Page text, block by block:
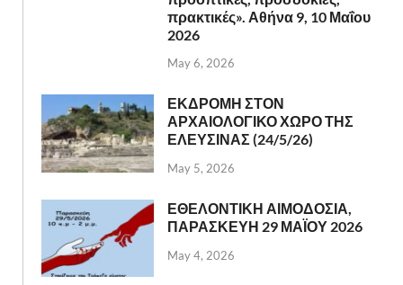
πρακτικές». Αθήνα 9, 10 Μαΐου
2026
May 6, 2026
ΕΚΔΡΟΜΗ ΣΤΟΝ
ΑΡΧΑΙΟΛΟΓΙΚΟ ΧΩΡΟ ΤΗΣ
ΕΛΕΥΣΙΝΑΣ (24/5/26)
May 5, 2026
ΕΘΕΛΟΝΤΙΚΗ ΑΙΜΟΔΟΣΙΑ,
ΠΑΡΑΣΚΕΥΗ 29 ΜΑΪΟΥ 2026
May 4, 2026